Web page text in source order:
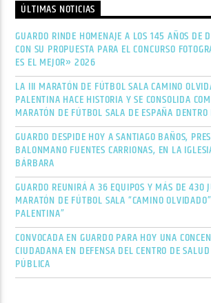
ÚLTIMAS NOTICIAS
GUARDO RINDE HOMENAJE A LOS 145 AÑOS DE
CON SU PROPUESTA PARA EL CONCURSO
ES EL MEJOR» 2026
LA III MARATÓN DE FÚTBOL SALA CAMINO
PALENTINA HACE HISTORIA Y SE CONSOLIDA
MARATÓN DE FÚTBOL SALA DE ESPAÑA DENTRO
GUARDO DESPIDE HOY A SANTIAGO BAÑOS,
BALONMANO FUENTES CARRIONAS, EN LA
BÁRBARA
GUARDO REUNIRÁ A 36 EQUIPOS Y MÁS DE 430
MARATÓN DE FÚTBOL SALA “CAMINO
PALENTINA”
CONVOCADA EN GUARDO PARA HOY UNA
CIUDADANA EN DEFENSA DEL CENTRO DE
PÚBLICA